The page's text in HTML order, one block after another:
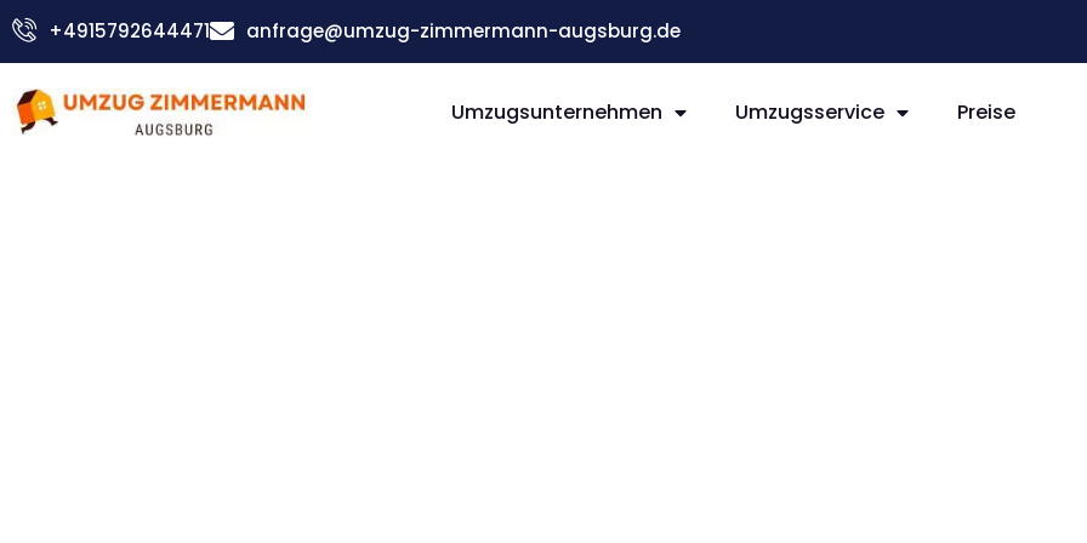
Zum
Inhalt
+4915792644471 anfrage@umzug-zimmermann-augsburg.de
Umzugsunternehmen Umzugsservice Preise